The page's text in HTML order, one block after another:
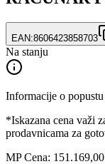
EAN:8606423858703
Na stanju
Informacije o popustu
*Iskazana cena važi
prodavnicama za
MP Cena: